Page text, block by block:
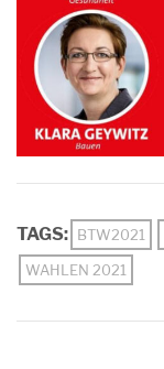
TAGS: BTW2021
WAHLEN 2021